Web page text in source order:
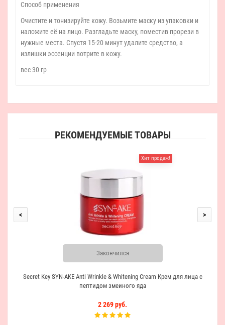
Способ применения
Очистите и тонизируйте кожу. Возьмите маску из упаковки и
наложите её на лицо. Разгладьте маску, поместив прорези в
нужные места. Спустя 15-20 минут удалите средство, а
излишки эссенции вотрите в кожу.
вес 30 гр
РЕКОМЕНДУЕМЫЕ ТОВАРЫ
Хит продаж!
Закончился
Secret Key SYN-AKE Anti Wrinkle & Whitening Cream Крем для лица с
пептидом змеиного яда
2 269 руб.
< >